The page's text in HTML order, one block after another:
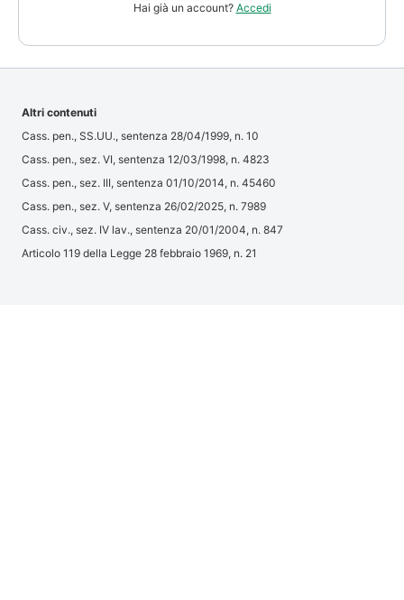
Hai già un account? Accedi
Altri contenuti
Cass. pen., SS.UU., sentenza 28/04/1999, n. 10
Cass. pen., sez. VI, sentenza 12/03/1998, n. 4823
Cass. pen., sez. III, sentenza 01/10/2014, n. 45460
Cass. pen., sez. V, sentenza 26/02/2025, n. 7989
Cass. civ., sez. IV lav., sentenza 20/01/2004, n. 847
Articolo 119 della Legge 28 febbraio 1969, n. 21